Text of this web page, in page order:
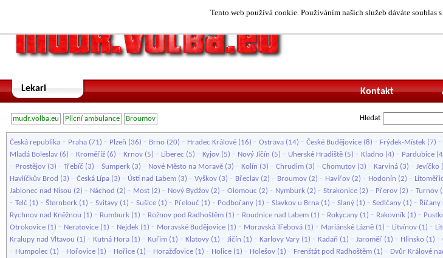
Tento web používá cookie. Používáním našich služeb dáváte souhlas
Lekari Kontakt
mudr.volba.eu Plicní ambulance Broumov Hledat
Česká republika - Praha (71) - Plzeň (36) - Brno (20) - Hradec Králové (16) - Ostrava (14) - České Budějovice (8) - Frýdek-Místek (7) -
Mladá Boleslav (6) - Kroměříž (6) - Krnov (5) - Liberec (5) - Kyjov (5) - Nový Jičín (5) - Uherské Hradiště (5) - Kladno (4) - Pardubice
- Prostějov (3) - Třebíč (3) - Šumperk (3) - Nové Město na Moravě (3) - Kolín (3) - Chrudim (3) - Chomutov (3) - Karviná (3) - Jevíčko
Havlíčkův Brod (3) - Česká Lípa (3) - Ústí nad Labem (3) - Vyškov (3) - Břeclav (2) - Broumov (2) - Havířov (2) - Hodonín (2) -
Jablonec nad Nisou (2) - Náchod (2) - Most (2) - Nový Bydžov (2) - Olomouc (2) - Nymburk (2) - Strakonice (2) - Přerov (2) - Turnov
- Telč (1) - Šternberk (1) - Svitavy (1) - Sušice (1) - Přelouč (1) - Podbořany (1) - Slavkov u Brna (1) - Slaný (1) - Sedlčany (1) - Říčany
Rychnov nad Kněžnou (1) - Rumburk (1) - Rožnov pod Radhoštěm (1) - Roudnice nad Labem (1) - Rokycany (1) - Rakovník (1) -
Otrokovice (1) - Neratovice (1) - Nejdek (1) - Moravské Budějovice (1) - Moravská Třebová (1) - Mariánské Lázně (1) - Litvínov (1) -
Kralupy nad Vltavou (1) - Kutná Hora (1) - Kuřim (1) - Klatovy (1) - Jičín (1) - Karlovy Vary (1) - Kadaň (1) - Jaroměř (1) - Hlinsko (1) -
- Humpolec (1) - Hořovice (1) - Hořice (1) - Horažďovice (1) - Holice (1) - Holešov (1) - Frenštát pod Radhoštěm (1) - Dvůr Králové